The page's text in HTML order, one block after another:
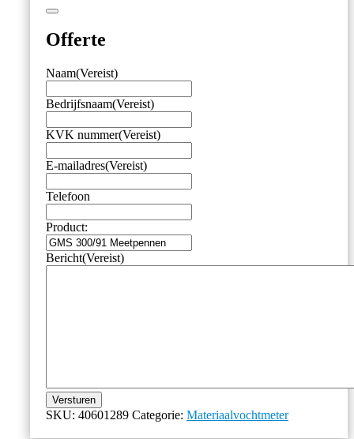
Offerte
Naam(Vereist)
Bedrijfsnaam(Vereist)
KVK nummer(Vereist)
E-mailadres(Vereist)
Telefoon
Product:
Bericht(Vereist)
Versturen
SKU: 40601289 Categorie: Materiaalvochtmeter